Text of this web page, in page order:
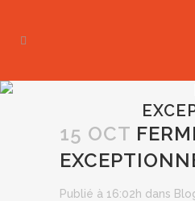
15 OCT
Publié à 16:02h dans